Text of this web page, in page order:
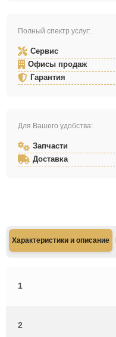
Полный спектр услуг:
Сервис
Офисы продаж
Гарантия
Для Вашего удобства:
Запчасти
Доставка
Характеристики и описание
1
2